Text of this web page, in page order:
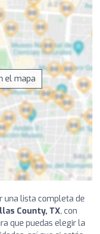
el mapa
una lista completa de
County, TX, con
que puedas elegir la